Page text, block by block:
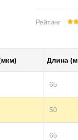
Рейтинг
Длина
65
50
65